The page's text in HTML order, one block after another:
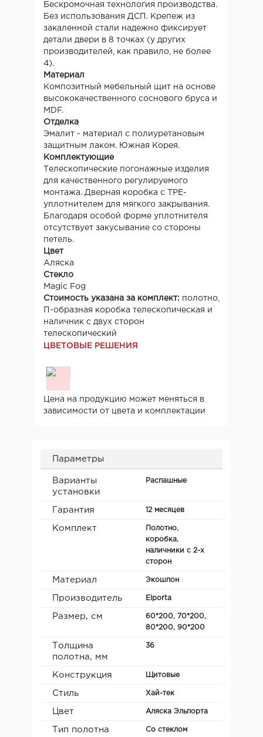
Бескромочная технология производства.
Без использования ДСП. Крепеж из
закаленной стали надежно фиксирует
детали двери в 8 точках (у других
производителей, как правило, не более
4).
Материал
Композитный мебельный щит на основе
высококачественного соснового бруса и
MDF.
Отделка
Эмалит - материал с полиуретановым
защитным лаком. Южная Корея.
Комплектующие
Телескопические погонажные изделия
для качественного регулируемого
монтажа. Дверная коробка с TPE-
уплотнителем для мягкого закрывания.
Благодаря особой форме уплотнителя
отсутствует закусывание со стороны
петель.
Цвет
Аляска
Стекло
Magic Fog
Стоимость указана за комплект: полотно,
П-образная коробка телескопическая и
наличник с двух сторон
телескопический
ЦВЕТОВЫЕ РЕШЕНИЯ
Цена на продукцию может меняться в
зависимости от цвета и комплектации
Параметры
Варианты
установки
Распашные
Гарантия 12 месяцев
Комплект
Полотно,
коробка,
наличники с 2-х
сторон
Материал Экошпон
Производитель Elporta
Размер, см
60*200, 70*200,
80*200, 90*200
Толщина
полотна, мм
36
Конструкция Щитовые
Стиль Хай-тек
Цвет Аляска Эльпорта
Тип полотна Со стеклом